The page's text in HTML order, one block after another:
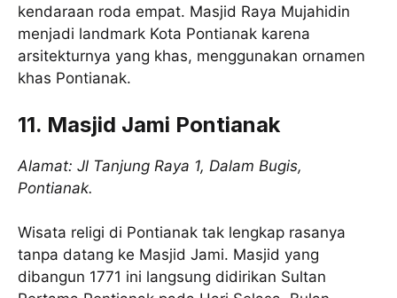
kendaraan roda empat. Masjid Raya Mujahidin
menjadi landmark Kota Pontianak karena
arsitekturnya yang khas, menggunakan ornamen
khas Pontianak.
11. Masjid Jami Pontianak
Alamat: Jl Tanjung Raya 1, Dalam Bugis,
Pontianak.
Wisata religi di Pontianak tak lengkap rasanya
tanpa datang ke Masjid Jami. Masjid yang
dibangun 1771 ini langsung didirikan Sultan